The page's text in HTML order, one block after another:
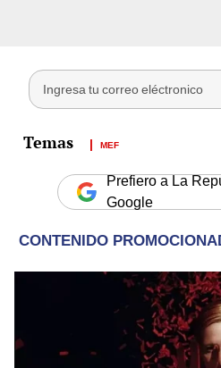
MEF
Prefiero a La
Google